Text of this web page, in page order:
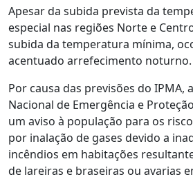
Apesar da subida prevista da
especial nas regiões Norte e
subida da temperatura mínima,
acentuado arrefecimento noturno.
Por causa das previsões do IPMA,
Nacional de Emergência e
um aviso à população para os
por inalação de gases devido a
incêndios em habitações
de lareiras e braseiras ou avarias